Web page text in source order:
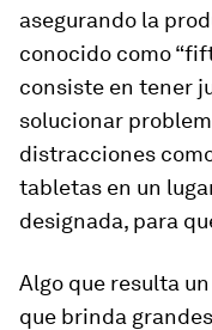
asegurando la
conocido como
consiste en tener
solucionar
distracciones
tabletas en un
designada, para
Algo que resulta
que brinda